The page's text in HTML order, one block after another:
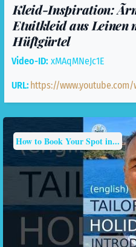
Kleid-Inspiration:
Etuitkleid aus Leinen
Hüftgürtel
Video-ID: xMAqMNeJc1E
URL: https://www.youtube.com/
How to Book Your Spot in...